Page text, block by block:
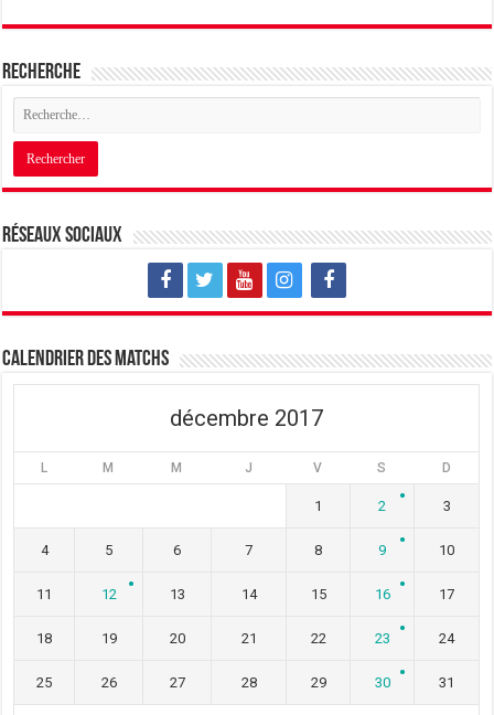
Recherche
Réseaux sociaux
Calendrier des matchs
décembre 2017
L M M J V S D
1 2 3
4 5 6 7 8 9 10
11 12 13 14 15 16 17
18 19 20 21 22 23 24
25 26 27 28 29 30 31